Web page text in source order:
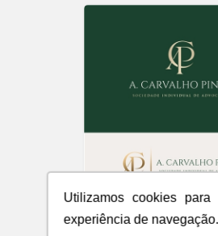
Utilizamos cookies para
experiência de navegação.
A. Carvalho Pinto
Individual de Advocacia